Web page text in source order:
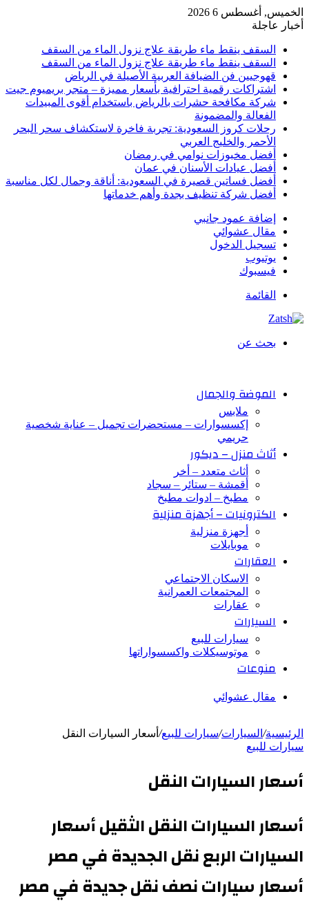
الخميس, أغسطس 6 2026
أخبار عاجلة
السقف ينقط ماء طريقة علاج نزول الماء من السقف
السقف ينقط ماء طريقة علاج نزول الماء من السقف
قهوجيين فن الضيافة العربية الأصيلة في الرياض
اشتراكات رقمية احترافية بأسعار مميزة – متجر بريميوم جيت
شركة مكافحة حشرات بالرياض باستخدام أقوى المبيدات
الفعالة والمضمونة
رحلات كروز السعودية: تجربة فاخرة لاستكشاف سحر البحر
الأحمر والخليج العربي
أفضل مخبوزات نوامي في رمضان
أفضل عيادات الأسنان في عمان
أفضل فساتين قصيرة في السعودية: أناقة وجمال لكل مناسبة
أفضل شركة تنظيف بجدة وأهم خدماتها
إضافة عمود جانبي
مقال عشوائي
تسجيل الدخول
يوتيوب
فيسبوك
القائمة
بحث عن
الموضة والجمال
ملابس
إكسسوارات – مستحضرات تجميل – عناية شخصية
حريمي
أثاث منزل – ديكور
أثاث متعدد – أخر
أقمشة – ستائر – سجاد
مطبخ – ادوات مطبخ
الكترونيات – أجهزة منزلية
أجهزة منزلية
موبايلات
العقارات
الاسكان الاجتماعي
المجتمعات العمرانية
عقارات
السيارات
سيارات للبيع
موتوسيكلات واكسسواراتها
منوعات
مقال عشوائي
الرئيسية/ السيارات/سيارات للبيع/ أسعار السيارات النقل
سيارات للبيع
أسعار السيارات النقل
أسعار السيارات النقل الثقيل أسعار
السيارات الربع نقل الجديدة في مصر
أسعار سيارات نصف نقل جديدة في مصر